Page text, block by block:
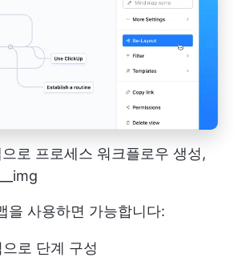
로 프로세스 워크플로우 생성,
을 사용하면 가능합니다:
로 단계 구성